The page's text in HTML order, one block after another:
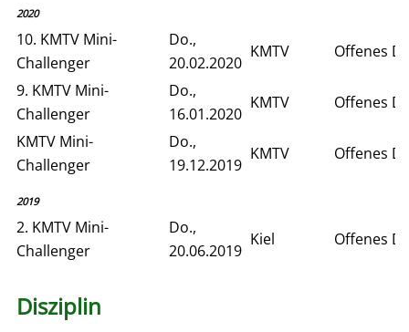
2020
10. KMTV Mini-
Challenger
Do.,
20.02.2020
KMTV
Offenes
9. KMTV Mini-
Challenger
Do.,
16.01.2020
KMTV
Offenes
KMTV Mini-
Challenger
Do.,
19.12.2019
KMTV Offenes
2019
2. KMTV Mini-
Challenger
Do.,
20.06.2019
Kiel Offenes
Disziplin